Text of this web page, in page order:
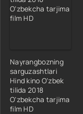
Nayrangbozning
sarguzashtlari
Hind kino O'zbek
tilida 2018
O'zbekcha tarjima
film HD